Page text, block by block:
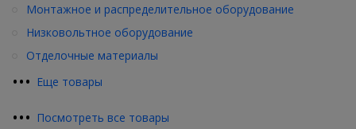
••• Еще товары
Монтажное и распределительное оборудование
Низковольтное оборудование
Отделочные материалы
••• Посмотреть все товары